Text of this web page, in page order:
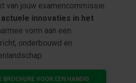
van jouw examencommissie.
innovaties in het
vorm aan een
onderbouwd en
BROCHURE VOOR EEN HANDIG